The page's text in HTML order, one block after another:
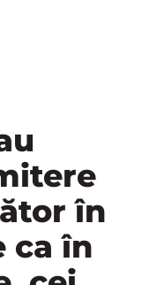
în
ca în